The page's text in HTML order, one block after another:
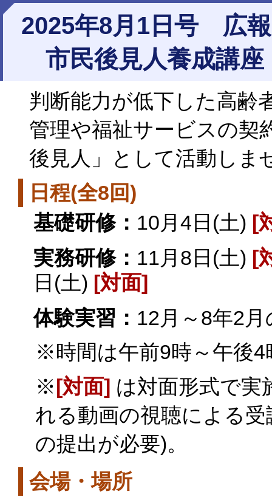
2025年8月1日号 広
市民後見人養成講座
判断能力が低下した高齢
管理や福祉サービスの契
後見人」として活動しま
日程(全8回)
基礎研修： 10月4日(土) [
実務研修： 11月8日(土) [
日(土) [対面]
体験実習： 12月～8年2
※時間は午前9時～午後4
※[対面] は対面形式で実
れる動画の視聴による
の提出が必要)。
会場・場所